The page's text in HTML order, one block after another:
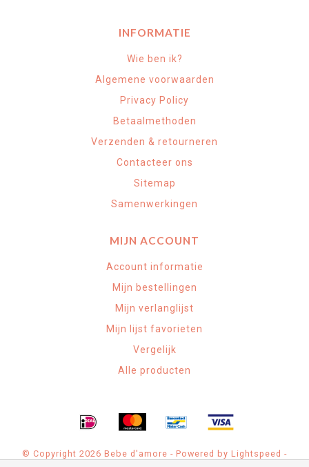
INFORMATIE
Wie ben ik?
Algemene voorwaarden
Privacy Policy
Betaalmethoden
Verzenden & retourneren
Contacteer ons
Sitemap
Samenwerkingen
MIJN ACCOUNT
Account informatie
Mijn bestellingen
Mijn verlanglijst
Mijn lijst favorieten
Vergelijk
Alle producten
© Copyright 2026 Bebe d'amore - Powered by Lightspeed -